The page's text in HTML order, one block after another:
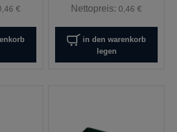
€ Nettopreis:0,46 €
in den warenkorb
legen